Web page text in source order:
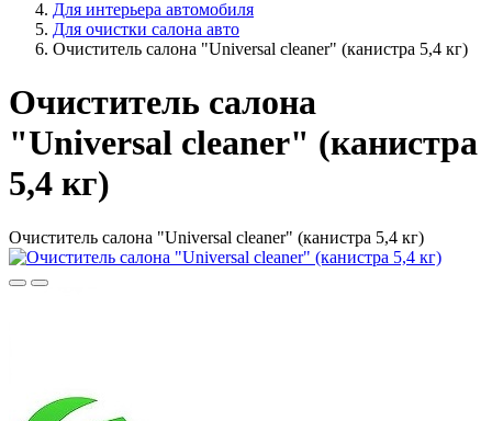
Для интерьера автомобиля
Для очистки салона авто
Очиститель салона "Universal cleaner" (канистра 5,4 кг)
Очиститель салона
"Universal cleaner" (канистра
5,4 кг)
Очиститель салона "Universal cleaner" (канистра 5,4 кг)